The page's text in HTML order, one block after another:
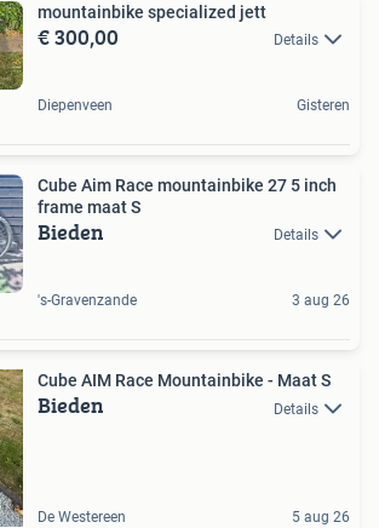
mountainbike specialized jett
€ 300,00 Details
Diepenveen Gisteren
Cube Aim Race mountainbike 27 5 inch
frame maat S
Bieden Details
's-Gravenzande 3 aug 26
Cube AIM Race Mountainbike - Maat S
Bieden Details
De Westereen 5 aug 26